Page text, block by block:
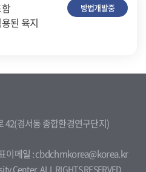
된 육지
방법개발중
42(경서동 종합환경연구단지)
이메일 : cbdchmkorea@korea.kr
Center. ALL RIGHTS RESERVED.